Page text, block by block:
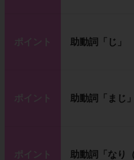
ポイント 助動詞「じ」
ポイント 助動詞「まじ」
ポイント 助動詞「なり